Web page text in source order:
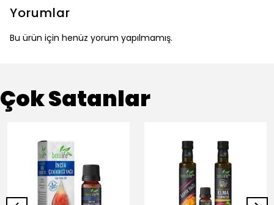
Yorumlar
Bu ürün için henüz yorum yapılmamış.
Çok Satanlar